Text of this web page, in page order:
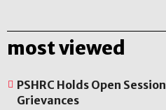
most viewed
PSHRC Holds Open
Grievances